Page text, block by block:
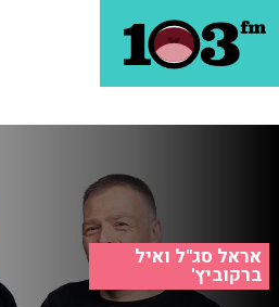
אראל סג"ל ואיל
ברקוביץ'